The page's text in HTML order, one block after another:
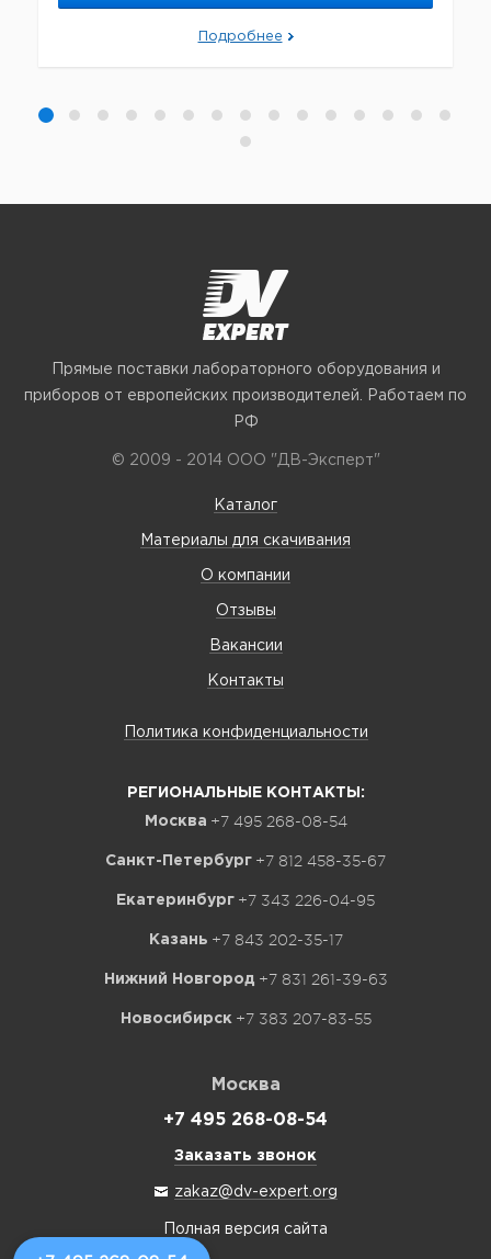
Подробнее
Прямые поставки лабораторного оборудования и
приборов от европейских производителей. Работаем по
РФ
© 2009 - 2014 ООО "ДВ-Эксперт"
Каталог
Материалы для скачивания
О компании
Отзывы
Вакансии
Контакты
Политика конфиденциальности
РЕГИОНАЛЬНЫЕ КОНТАКТЫ:
Москва +7 495 268-08-54
Санкт-Петербург +7 812 458-35-67
Екатеринбург +7 343 226-04-95
Казань +7 843 202-35-17
Нижний Новгород +7 831 261-39-63
Новосибирск +7 383 207-83-55
Москва
+7 495 268-08-54
Заказать звонок
zakaz@dv-expert.org
Полная версия сайта